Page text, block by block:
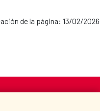
de la página: 13/02/2026